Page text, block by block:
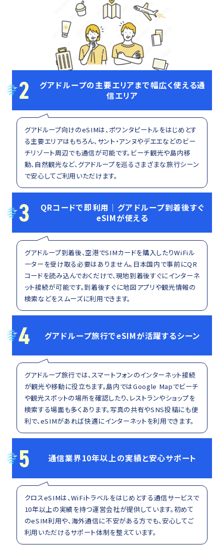
2
グアドループの主要エリアまで幅広く使える通
信エリア
グアドループ向けのeSIMは、ポワンタピートルをはじめとす
る主要エリアはもちろん、サント・アンヌやデエエなどのビー
チリゾート周辺でも通信が可能です。ビーチ観光や島内移
動、自然観光など、グアドループを巡るさまざまな旅行シーン
で安心してご利用いただけます。
3
QRコードで即利用｜グアドループ到着後すぐ
eSIMが使える
グアドループ到着後、空港でSIMカードを購入したりWiFiル
ーターを受け取る必要はありません。日本国内で事前にQR
コードを読み込んでおくだけで、現地到着後すぐにインターネ
ット接続が可能です。到着後すぐに地図アプリや観光情報の
検索などをスムーズに利用できます。
4 グアドループ旅行でeSIMが活躍するシーン
グアドループ旅行では、スマートフォンのインターネット接続
が観光や移動に役立ちます。島内ではGoogle Mapでビーチ
や観光スポットの場所を確認したり、レストランやショップを
検索する場面も多くあります。写真の共有やSNS投稿にも便
利で、eSIMがあれば快適にインターネットを利用できます。
5 通信業界10年以上の実績と安心サポート
クロスeSIMは、WiFiトラベルをはじめとする通信サービスで
10年以上の実績を持つ運営会社が提供しています。初めて
のeSIM利用や、海外通信に不安がある方でも、安心してご
利用いただけるサポート体制を整えています。